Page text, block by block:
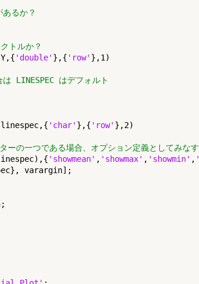
るか？
トルか？
'double' },{ 'row' },1)
LINESPEC はデフォルト
'char' },{ 'row' },2)
ーの一つである場合、オプション定義としてみなす
'showmean' , 'showmax' , 'showmin' ,
varargin];